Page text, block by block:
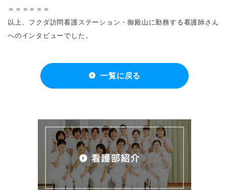
＝＝＝＝＝＝
以上、 フクダ訪問看護ステーション・御殿山に勤務する看護師さん
へのインタビューでした。
一覧に戻る